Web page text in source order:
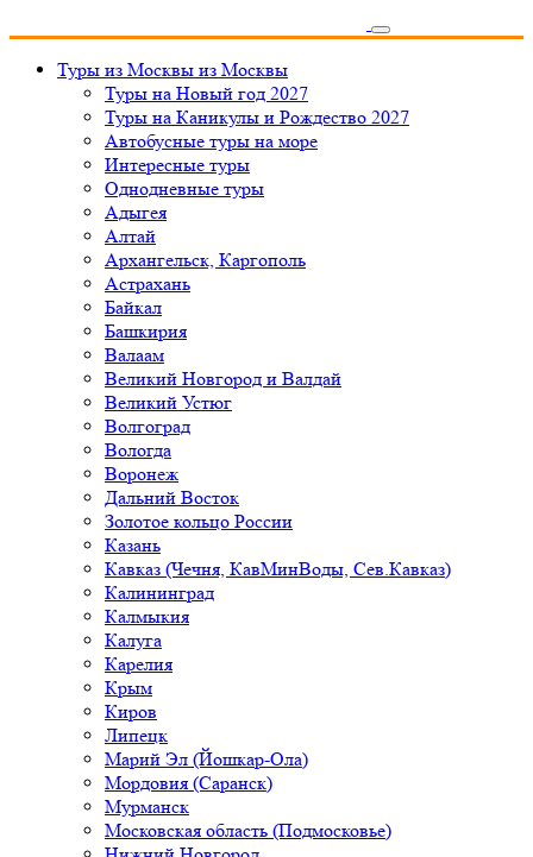
Туры из Москвы из Москвы
Туры на Новый год 2027
Туры на Каникулы и Рождество 2027
Автобусные туры на море
Интересные туры
Однодневные туры
Адыгея
Алтай
Архангельск, Каргополь
Астрахань
Байкал
Башкирия
Валаам
Великий Новгород и Валдай
Великий Устюг
Волгоград
Вологда
Воронеж
Дальний Восток
Золотое кольцо России
Казань
Кавказ (Чечня, КавМинВоды, Сев.Кавказ)
Калининград
Калмыкия
Калуга
Карелия
Крым
Киров
Липецк
Марий Эл (Йошкар-Ола)
Мордовия (Саранск)
Мурманск
Московская область (Подмосковье)